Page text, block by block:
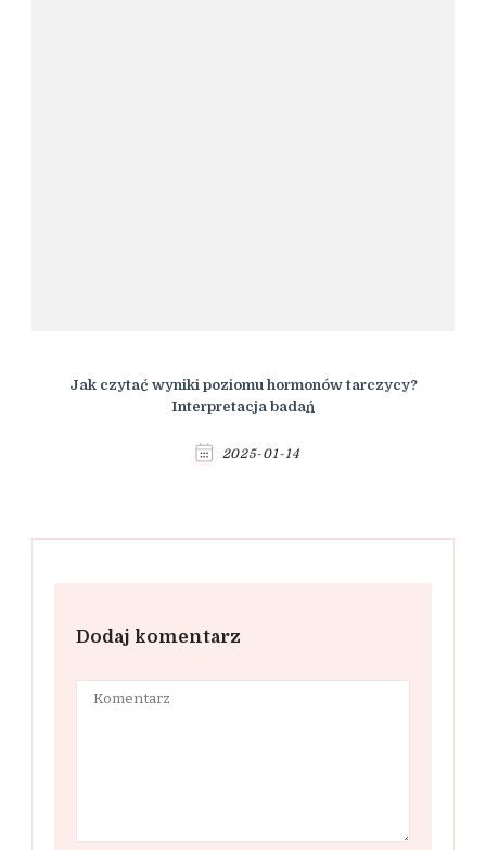
Jak czytać wyniki poziomu hormonów tarczycy?
Interpretacja badań
2025-01-14
Dodaj komentarz